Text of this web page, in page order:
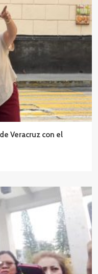
Veracruz con el